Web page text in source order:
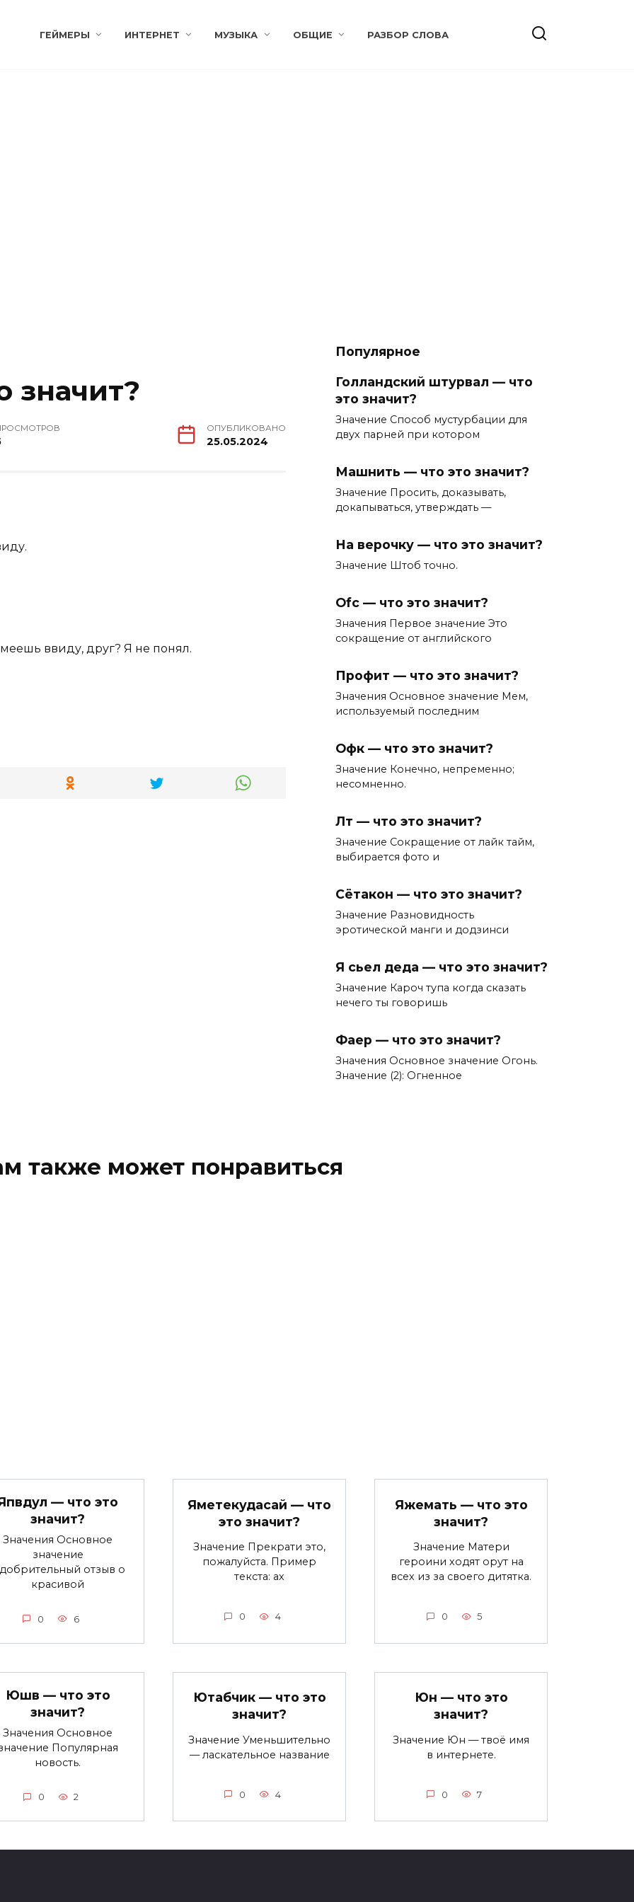
ГЕЙМЕРЫ ИНТЕРНЕТ МУЗЫКА ОБЩИЕ РАЗБОР СЛОВА
значит?
ОПУБЛИКОВАНО
25.05.2024
ввиду, друг? Я не понял.
Популярное
Голландский штурвал — что
это значит?
Значение Способ мустурбации для
двух парней при котором
Машнить — что это значит?
Значение Просить, доказывать,
докапываться, утверждать —
На верочку — что это значит?
Значение Штоб точно.
Ofc — что это значит?
Значения Первое значение Это
сокращение от английского
Профит — что это значит?
Значения Основное значение Мем,
используемый последним
Офк — что это значит?
Значение Конечно, непременно;
несомненно.
Лт — что это значит?
Значение Сокращение от лайк тайм,
выбирается фото и
Сётакон — что это значит?
Значение Разновидность
эротической манги и додзинси
Я сьел деда — что это значит?
Значение Кароч тупа когда сказать
нечего ты говоришь
Фаер — что это значит?
Значения Основное значение Огонь.
Значение (2): Огненное
также может понравиться
— что это
значит?
Значения Основное
значение
отзыв о
красивой
0 6
Яметекудасай — что
это значит?
Значение Прекрати это,
пожалуйста. Пример
текста: ах
0 4
Яжемать — что это
значит?
Значение Матери
героини ходят орут на
всех из за своего дитятка.
0 5
Юшв — что это
значит?
Значения Основное
Популярная
новость.
0 2
Ютабчик — что это
значит?
Значение Уменьшительно
— ласкательное название
0 4
Юн — что это
значит?
Значение Юн — твоё имя
в интернете.
0 7